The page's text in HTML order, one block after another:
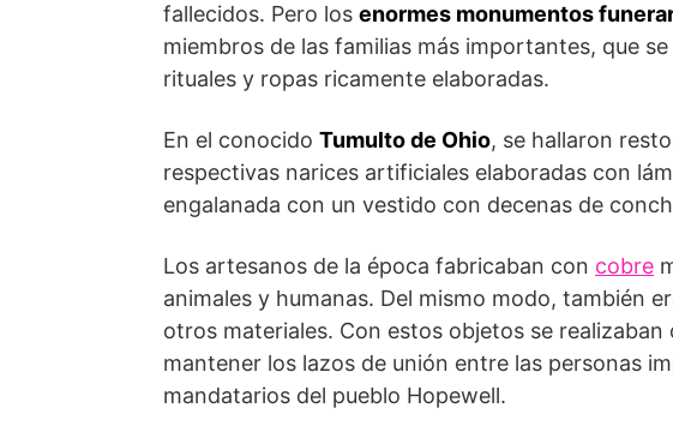
fallecidos. Pero los enormes monumentos
miembros de las familias más importantes, que
rituales y ropas ricamente elaboradas.
En el conocido Tumulto de Ohio, se hallaron
respectivas narices artificiales elaboradas con
engalanada con un vestido con decenas de
Los artesanos de la época fabricaban con cobre
animales y humanas. Del mismo modo, también
otros materiales. Con estos objetos se
mantener los lazos de unión entre las personas
mandatarios del pueblo Hopewell.